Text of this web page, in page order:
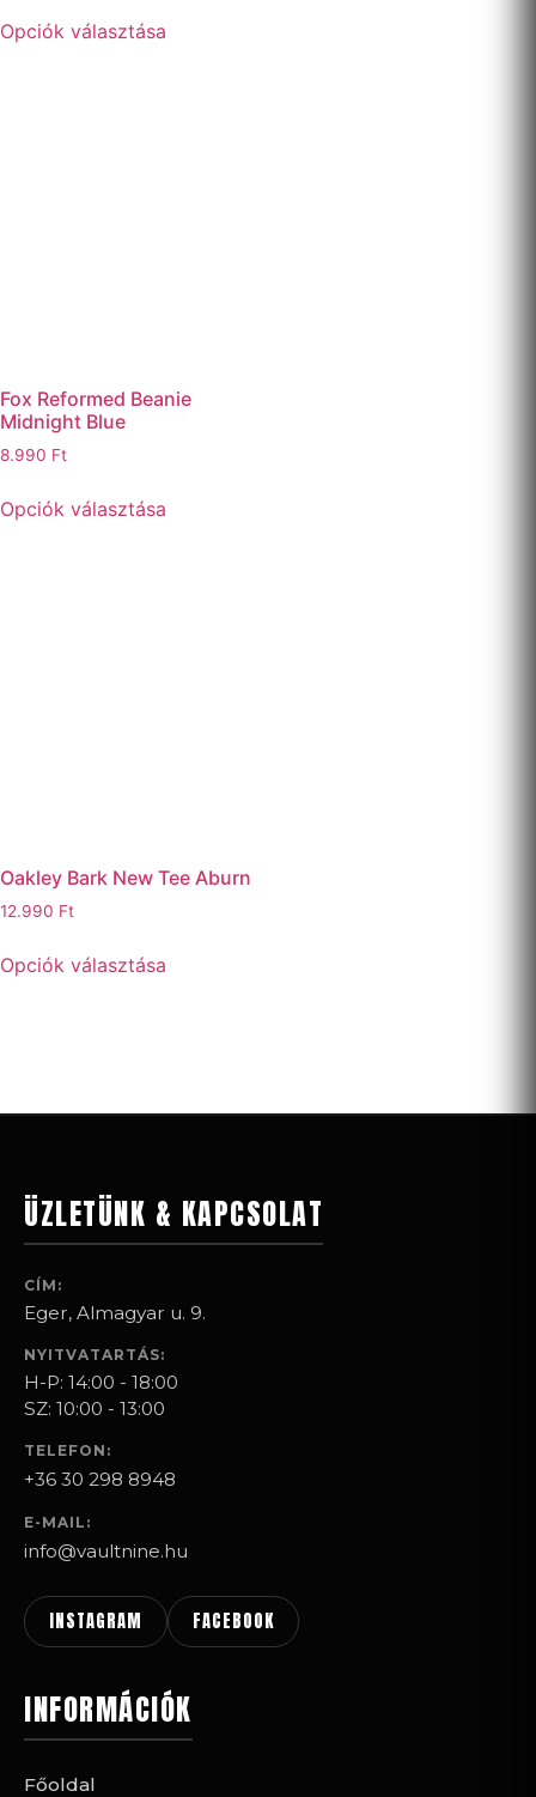
Opciók választása
Fox Reformed Beanie
Midnight Blue
8.990 Ft
Opciók választása
Oakley Bark New Tee Aburn
12.990 Ft
Opciók választása
ÜZLETÜNK & KAPCSOLAT
CÍM:
Eger, Almagyar u. 9.
NYITVATARTÁS:
H-P: 14:00 - 18:00
SZ: 10:00 - 13:00
TELEFON:
+36 30 298 8948
E-MAIL:
info@vaultnine.hu
INSTAGRAM FACEBOOK
INFORMÁCIÓK
Főoldal